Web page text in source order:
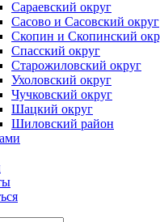
Сараевский округ
Сасово и Сасовский округ
Скопин и Скопинский
Спасский округ
Старожиловский округ
Ухоловский округ
Чучковский округ
Шацкий округ
Шиловский район